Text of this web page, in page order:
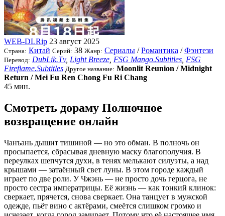
WEB-DLRip 23 август 2025
Страна: Китай Серий: 38 Жанр: Сериалы /Романтика /Фэнтези
Перевод: DubLik.Tv, Light Breeze FSG Mango.Subtitles FSG
Fireflame.Subtitles Другое название: Moonlit Reunion / Midnight
Return / Mei Fu Ren Chong Fu Ri Chang
45 мин.
Смотреть дораму Полночное
возвращение онлайн
Чанъань дышит тишиной — но это обман. В полночь он
просыпается, сбрасывая дневную маску благополучия. В
переулках шепчутся духи, в тенях мелькают силуэты, а над
крышами — затаённый свет луны. В этом городе каждый
играет по две роли. У Чжэнь — не просто дочь герцога, не
просто сестра императрицы. Её жизнь — как тонкий клинок:
сверкает, прячется, снова сверкает. Она танцует в мужской
одежде, пьёт вино с актёрами, смеётся слишком громко и